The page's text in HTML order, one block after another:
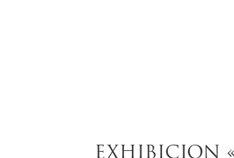
EXHIBICION